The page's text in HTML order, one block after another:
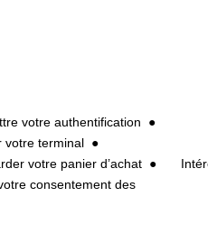
votre authentification ●
votre terminal ●
votre panier d’achat ●
consentement des